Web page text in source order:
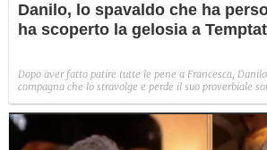
Danilo, lo spavaldo che ha
ha scoperto la gelosia a
Dopo aver fatto patire tutte le pene a Francesca,
compagna che lo stravolge e perde il suo proverbiale